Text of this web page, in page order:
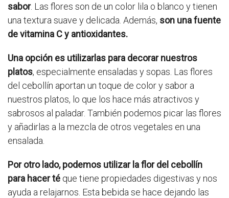
sabor. Las flores son de un color lila o blanco y tienen
una textura suave y delicada. Además, son una fuente
de vitamina C y antioxidantes.
Una opción es utilizarlas para decorar nuestros
platos, especialmente ensaladas y sopas. Las flores
del cebollín aportan un toque de color y sabor a
nuestros platos, lo que los hace más atractivos y
sabrosos al paladar. También podemos picar las flores
y añadirlas a la mezcla de otros vegetales en una
ensalada.
Por otro lado, podemos utilizar la flor del cebollín
para hacer té que tiene propiedades digestivas y nos
ayuda a relajarnos. Esta bebida se hace dejando las